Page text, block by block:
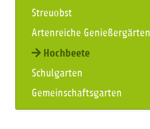
Streuobst
Artenreiche Genießergärten
Hochbeete
Schulgarten
Gemeinschaftsgarten